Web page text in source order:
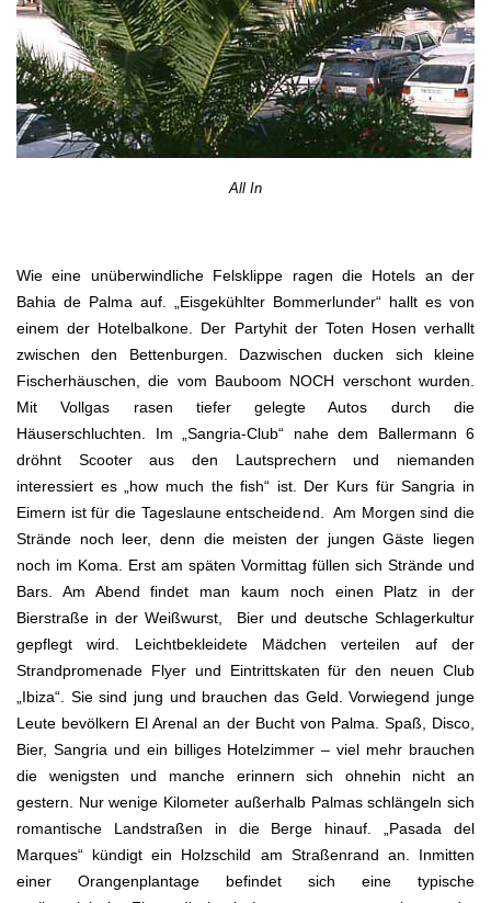
All In
Wie eine unüberwindliche Felsklippe ragen die Hotels an der
Bahia de Palma auf. „Eisgekühlter Bommerlunder“ hallt es von
einem der Hotelbalkone. Der Partyhit der Toten Hosen verhallt
zwischen den Bettenburgen. Dazwischen ducken sich kleine
Fischerhäuschen, die vom Bauboom NOCH verschont wurden.
Mit Vollgas rasen tiefer gelegte Autos durch die
Häuserschluchten. Im „Sangria-Club“ nahe dem Ballermann 6
dröhnt Scooter aus den Lautsprechern und niemanden
interessiert es „how much the fish“ ist. Der Kurs für Sangria in
Eimern ist für die Tageslaune entscheidend. Am Morgen sind die
Strände noch leer, denn die meisten der jungen Gäste liegen
noch im Koma. Erst am späten Vormittag füllen sich Strände und
Bars. Am Abend findet man kaum noch einen Platz in der
Bierstraße in der Weißwurst, Bier und deutsche Schlagerkultur
gepflegt wird. Leichtbekleidete Mädchen verteilen auf der
Strandpromenade Flyer und Eintrittskaten für den neuen Club
„Ibiza“. Sie sind jung und brauchen das Geld. Vorwiegend junge
Leute bevölkern El Arenal an der Bucht von Palma. Spaß, Disco,
Bier, Sangria und ein billiges Hotelzimmer – viel mehr brauchen
die wenigsten und manche erinnern sich ohnehin nicht an
gestern. Nur wenige Kilometer außerhalb Palmas schlängeln sich
romantische Landstraßen in die Berge hinauf. „Pasada del
Marques“ kündigt ein Holzschild am Straßenrand an. Inmitten
einer Orangenplantage befindet sich eine typische